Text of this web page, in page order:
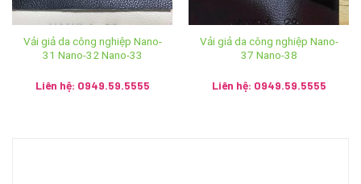
090.135.0368
Cơ sở 7: Km4 – Bản Chỏmmany, Mương Saysettha –
Viêng Chăn – SĐT: 020.5785.9999 – 9991.0455
Vải giả da công nghiệp Nano-
31 Nano-32 Nano-33
Liên hệ: 0949.59.5555
Vải giả da công nghiệp Nano-
37 Nano-38
Liên hệ: 0949.59.5555